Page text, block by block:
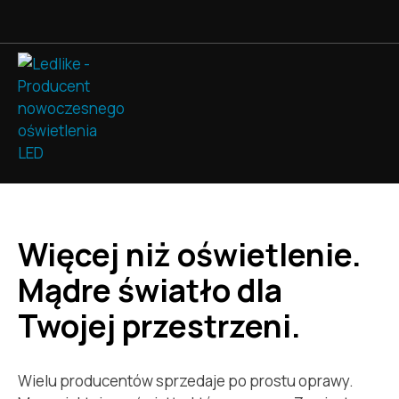
Więcej niż oświetlenie.
Mądre światło dla
Twojej przestrzeni.
Wielu producentów sprzedaje po prostu oprawy.